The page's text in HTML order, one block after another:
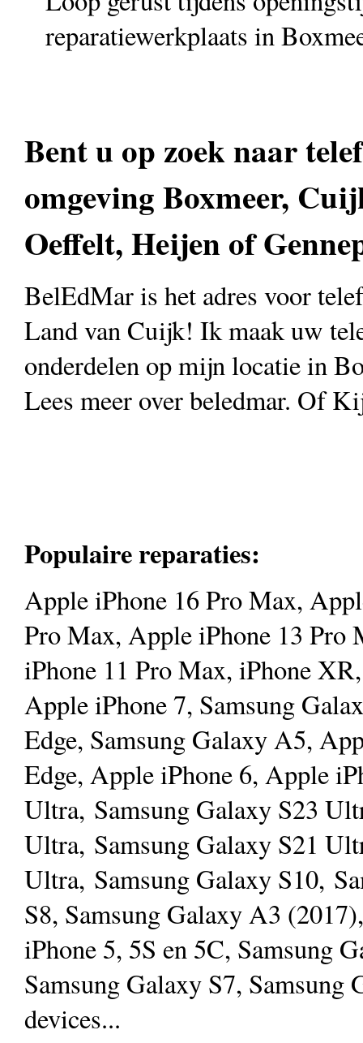
reparatiewerkplaats in
Bent u op zoek naar
omgeving Boxmeer,
Oeffelt, Heijen of
BelEdMar is het adres voor
Land van Cuijk! Ik maak uw
onderdelen op mijn locatie in
Lees meer over beledmar. Of
Populaire reparaties:
Apple iPhone 16 Pro Max,
Pro Max, Apple iPhone 13 Pro
iPhone 11 Pro Max, iPhone
Apple iPhone 7, Samsung
Edge, Samsung Galaxy A5,
Edge, Apple iPhone 6, Apple
Ultra, Samsung Galaxy S23
Ultra, Samsung Galaxy S21
Ultra, Samsung Galaxy S10,
S8, Samsung Galaxy A3
iPhone 5, 5S en 5C, Samsung
Samsung Galaxy S7,
devices...